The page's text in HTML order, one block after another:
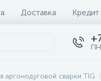
Доставка Кредит
аргонодуговой сварки TIG